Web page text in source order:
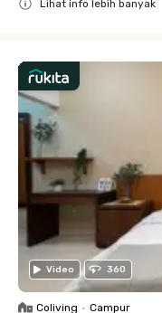
Lihat info lebih banyak
Video 360
Coliving • Campur